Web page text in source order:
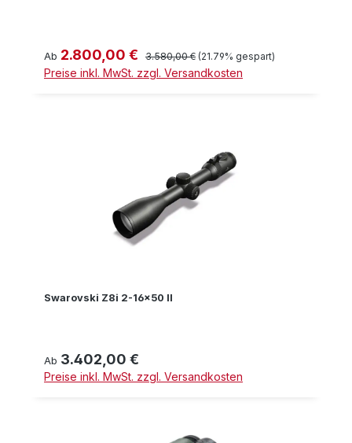
Verkaufspreis:
Ab 2.800,00 € Regulärer Preis:
3.580,00 € (21.79% gespart)
Preise inkl. MwSt. zzgl. Versandkosten
Swarovski Z8i 2-16x50 II
Regulärer Preis:
Ab 3.402,00 €
Preise inkl. MwSt. zzgl. Versandkosten